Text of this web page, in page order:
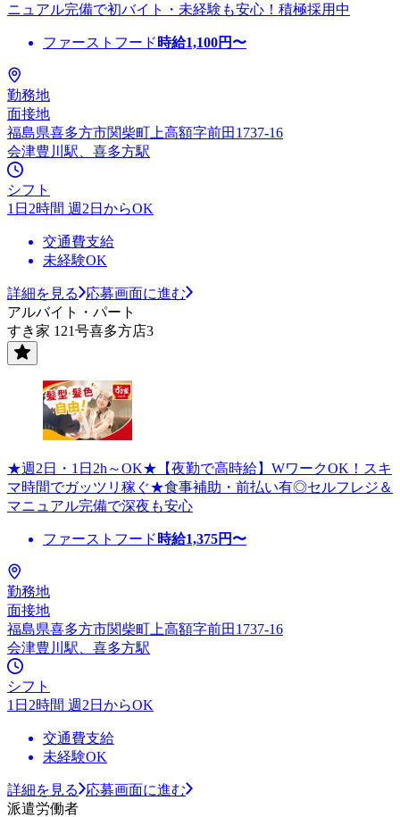
ニュアル完備で初バイト・未経験も安心！積極採用中
ファーストフード 時給1,100円〜
勤務地
面接地
福島県喜多方市関柴町上高額字前田1737-16
会津豊川駅、喜多方駅
シフト
1日2時間 週2日からOK
交通費支給
未経験OK
詳細を見る
応募画面に進む
アルバイト・パート
すき家 121号喜多方店3
★週2日・1日2h～OK★【夜勤で高時給】WワークOK！スキ
マ時間でガッツリ稼ぐ★食事補助・前払い有◎セルフレジ＆
マニュアル完備で深夜も安心
ファーストフード 時給1,375円〜
勤務地
面接地
福島県喜多方市関柴町上高額字前田1737-16
会津豊川駅、喜多方駅
シフト
1日2時間 週2日からOK
交通費支給
未経験OK
詳細を見る
応募画面に進む
派遣労働者